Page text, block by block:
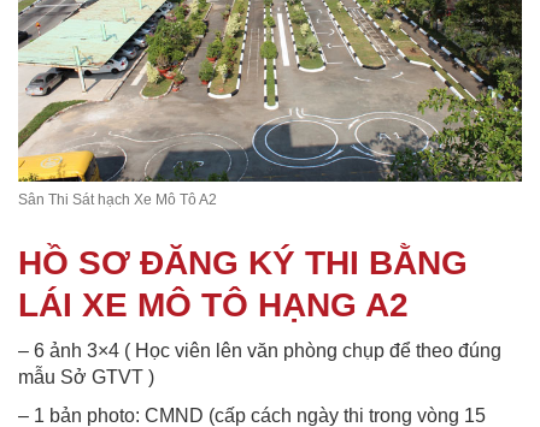
Sân Thi Sát hạch Xe Mô Tô A2
HỒ SƠ ĐĂNG KÝ THI BẰNG
LÁI XE MÔ TÔ HẠNG A2
– 6 ảnh 3×4 ( Học viên lên văn phòng chụp để theo đúng
mẫu Sở GTVT )
– 1 bản photo: CMND (cấp cách ngày thi trong vòng 15